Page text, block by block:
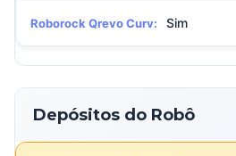
Roborock Qrevo Curv: Sim
Depósitos do Robô